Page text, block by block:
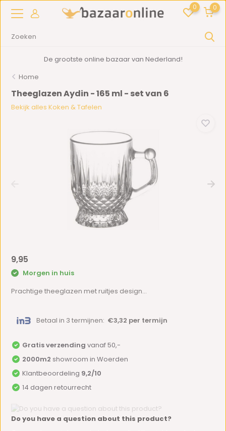
0 0
De grootste online bazaar van Nederland!
Home
Theeglazen Aydin - 165 ml - set van 6
Bekijk alles Koken & Tafelen
9,95
Morgen in huis
Prachtige theeglazen met ruitjes design...
Betaal in 3 termijnen: €3,32 per termijn
Gratis verzending vanaf 50,-
2000m2 showroom in Woerden
Klantbeoordeling 9,2/10
14 dagen retourrecht
Do you have a question about this product?